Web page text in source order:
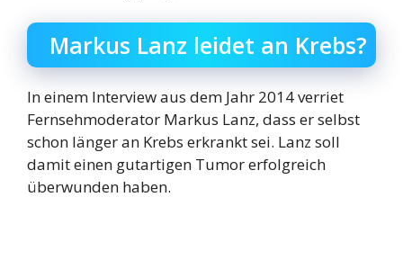
Markus Lanz leidet an Krebs?
In einem Interview aus dem Jahr 2014 verriet
Fernsehmoderator Markus Lanz, dass er selbst
schon länger an Krebs erkrankt sei. Lanz soll
damit einen gutartigen Tumor erfolgreich
überwunden haben.